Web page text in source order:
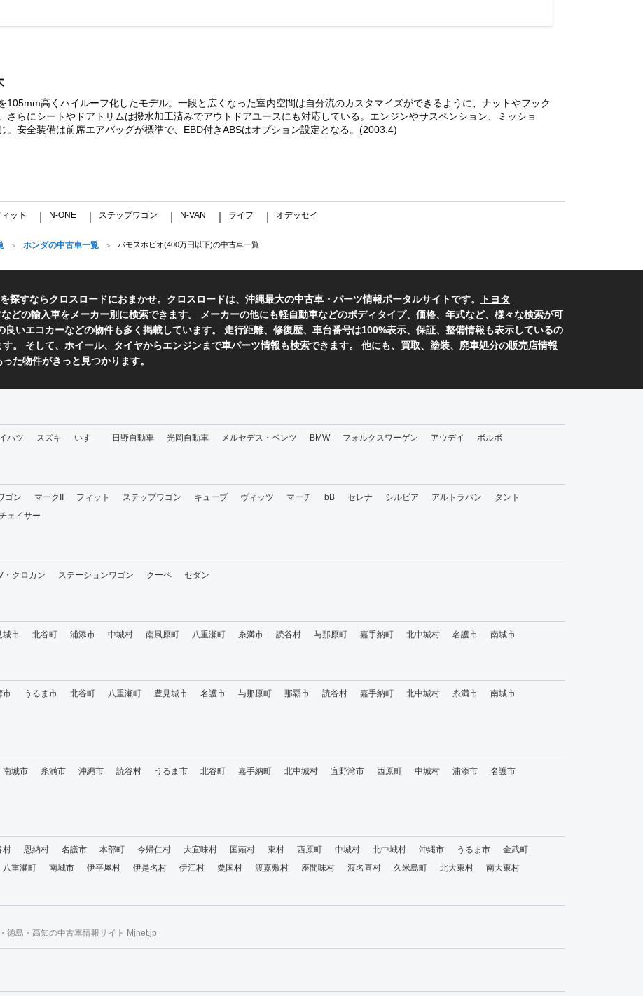
105mm高くハイルーフ化したモデル。一段と広くなった室内空間は自分流のカスタマイズができるように、ナットやフック
らにシートやドアトリムは撥水加工済みでアウトドアユースにも対応している。エンジンやサスペンション、ミッショ
。安全装備は前席エアバッグが標準で、EBD付きABSはオプション設定となる。(2003.4)
ット N-ONE ステップワゴン N-VAN ライフ オデッセイ
ホンダの中古車一覧 バモスホビオ(400万円以下)の中古車一覧
探すならクロスロードにおまかせ。クロスロードは、沖縄最大の中古車・パーツ情報ポータルサイトです。
トヨタ
などの輸入車をメーカー別に検索できます。 メーカーの他にも軽自動車などのボディタイプ、価格、年式など、様々な検索が可
良いエコカーなどの物件も多く掲載しています。 走行距離、修復歴、車台番号は100%表示、保証、整備情報も表示しているの
。 そして、 ホイール、 タイヤからエンジンまで車パーツ情報も検索できます。 他にも、買取、塗装、廃車処分の販売店情報
た物件がきっと見つかります。
ハツ スズキ いすゞ 日野自動車 光岡自動車 メルセデス・ベンツ BMW フォルクスワーゲン アウデイ ボルボ
ゴン マークII フィット ステップワゴン キューブ ヴィッツ マーチ bB セレナ シルビア アルトラパン
タント
ェイサー
・クロカン ステーションワゴン クーペ セダン
城市 北谷町 浦添市 中城村 南風原町 八重瀬町 糸満市 読谷村 与那原町 嘉手納町 北中城村 名護市 南城市
市 うるま市 北谷町 八重瀬町 豊見城市 名護市 与那原町 那覇市 読谷村 嘉手納町 北中城村 糸満市
南城市
南城市 糸満市 沖縄市 読谷村 うるま市 北谷町 嘉手納町 北中城村 宜野湾市 西原町 中城村 浦添市
名護市
村 恩納村 名護市 本部町 今帰仁村 大宜味村 国頭村 東村 西原町 中城村 北中城村 沖縄市 うるま市
金武町
八重瀬町 南城市 伊平屋村 伊是名村 伊江村 粟国村 渡嘉敷村 座間味村 渡名喜村 久米島町 北大東村
南大東村
徳島・高知の中古車情報サイト Mjnet.jp